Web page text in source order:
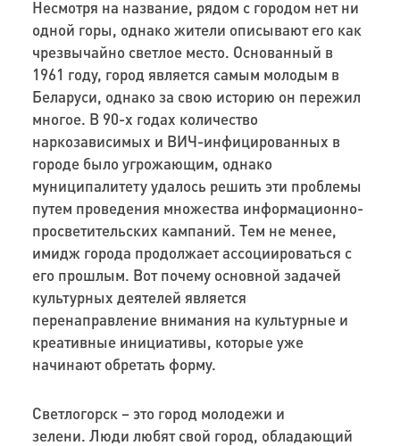
Несмотря на название, рядом с городом нет ни
одной горы, однако жители описывают его как
чрезвычайно светлое место. Основанный в
1961 году, город является самым молодым в
Беларуси, однако за свою историю он пережил
многое. В 90-х годах количество
наркозависимых и ВИЧ-инфицированных в
городе было угрожающим, однако
муниципалитету удалось решить эти проблемы
путем проведения множества информационно-
просветительских кампаний. Тем не менее,
имидж города продолжает ассоциироваться с
его прошлым. Вот почему основной задачей
культурных деятелей является
перенаправление внимания на культурные и
креативные инициативы, которые уже
начинают обретать форму.
Светлогорск – это город молодежи и
зелени. Люди любят свой город, обладающий